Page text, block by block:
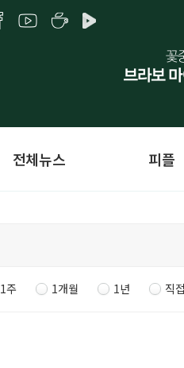
전체뉴스 피플
1주 1개월 1년 직